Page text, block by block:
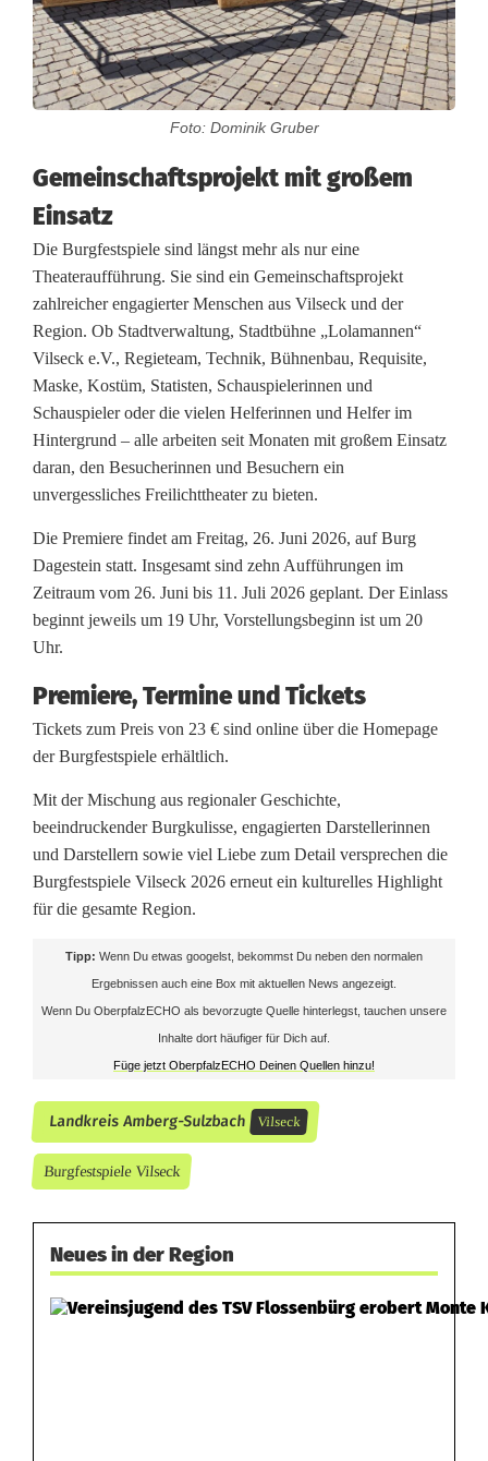
Foto: Dominik Gruber
Gemeinschaftsprojekt mit großem
Einsatz
Die Burgfestspiele sind längst mehr als nur eine
Theateraufführung. Sie sind ein Gemeinschaftsprojekt
zahlreicher engagierter Menschen aus Vilseck und der
Region. Ob Stadtverwaltung, Stadtbühne „Lolamannen“
Vilseck e.V., Regieteam, Technik, Bühnenbau, Requisite,
Maske, Kostüm, Statisten, Schauspielerinnen und
Schauspieler oder die vielen Helferinnen und Helfer im
Hintergrund – alle arbeiten seit Monaten mit großem Einsatz
daran, den Besucherinnen und Besuchern ein
unvergessliches Freilichttheater zu bieten.
Die Premiere findet am Freitag, 26. Juni 2026, auf Burg
Dagestein statt. Insgesamt sind zehn Aufführungen im
Zeitraum vom 26. Juni bis 11. Juli 2026 geplant. Der Einlass
beginnt jeweils um 19 Uhr, Vorstellungsbeginn ist um 20
Uhr.
Premiere, Termine und Tickets
Tickets zum Preis von 23 € sind online über die Homepage
der Burgfestspiele erhältlich.
Mit der Mischung aus regionaler Geschichte,
beeindruckender Burgkulisse, engagierten Darstellerinnen
und Darstellern sowie viel Liebe zum Detail versprechen die
Burgfestspiele Vilseck 2026 erneut ein kulturelles Highlight
für die gesamte Region.
Tipp: Wenn Du etwas googelst, bekommst Du neben den normalen
Ergebnissen auch eine Box mit aktuellen News angezeigt.
Wenn Du OberpfalzECHO als bevorzugte Quelle hinterlegst, tauchen unsere
Inhalte dort häufiger für Dich auf.
Füge jetzt OberpfalzECHO Deinen Quellen hinzu!
Landkreis Amberg-Sulzbach Vilseck
Burgfestspiele Vilseck
Neues in der Region